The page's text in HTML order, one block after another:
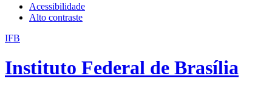
Acessibilidade
Alto contraste
IFB
Instituto Federal de Brasília